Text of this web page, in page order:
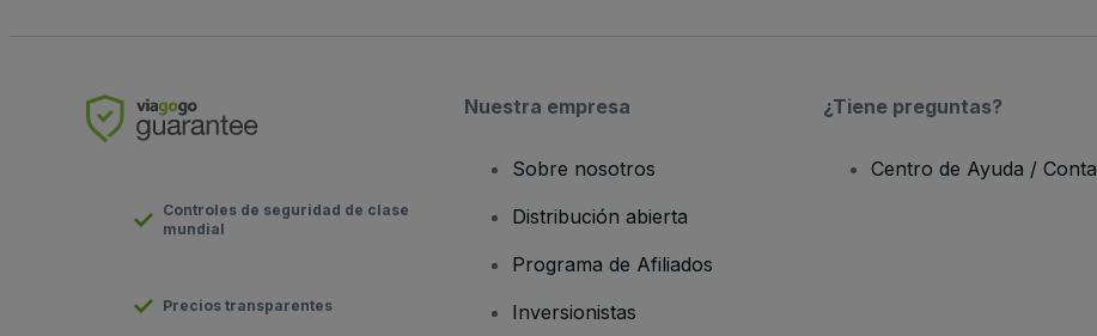
Controles de seguridad de clase
mundial
Precios transparentes
Nuestra empresa
Sobre nosotros
Distribución abierta
Programa de Afiliados
Inversionistas
¿Tiene preguntas?
Centro de Ayuda /